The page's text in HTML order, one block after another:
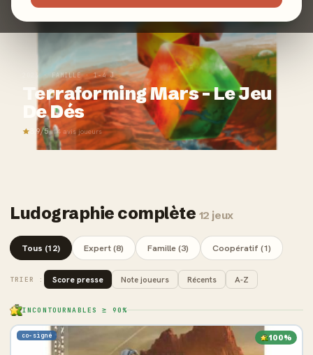
2023 · FAMILLE · 1-4 J
Terraforming Mars - Le Jeu
De Dés
3,9/5· 14 avis joueurs
Ludographie complète 12 jeux
Tous (12) Expert (8) Famille (3) Coopératif (1)
TRIER : Score presse Note joueurs Récents A-Z
INCONTOURNABLES ≥ 90%
co-signé 100%